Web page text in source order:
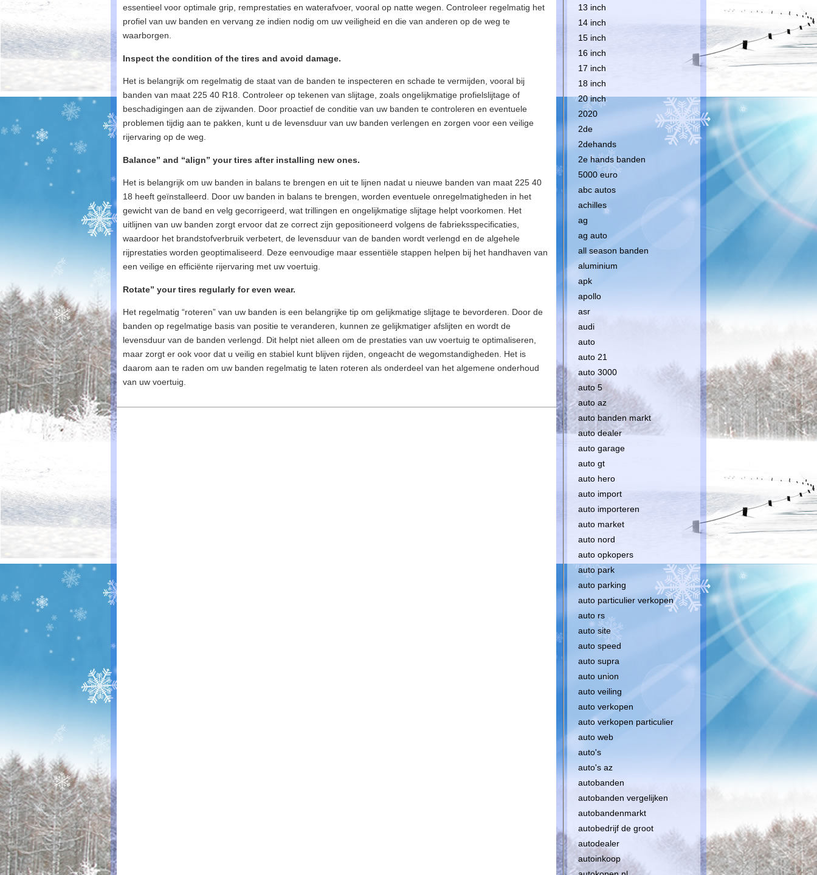
essentieel voor optimale grip, remprestaties en waterafvoer, vooral op natte wegen. Controleer regelmatig het
profiel van uw banden en vervang ze indien nodig om uw veiligheid en die van anderen op de weg te
waarborgen.
Inspect the condition of the tires and avoid damage.
Het is belangrijk om regelmatig de staat van de banden te inspecteren en schade te vermijden, vooral bij
banden van maat 225 40 R18. Controleer op tekenen van slijtage, zoals ongelijkmatige profielslijtage of
beschadigingen aan de zijwanden. Door proactief de conditie van uw banden te controleren en eventuele
problemen tijdig aan te pakken, kunt u de levensduur van uw banden verlengen en zorgen voor een veilige
rijervaring op de weg.
Balance” and “align” your tires after installing new ones.
Het is belangrijk om uw banden in balans te brengen en uit te lijnen nadat u nieuwe banden van maat 225 40
18 heeft geïnstalleerd. Door uw banden in balans te brengen, worden eventuele onregelmatigheden in het
gewicht van de band en velg gecorrigeerd, wat trillingen en ongelijkmatige slijtage helpt voorkomen. Het
uitlijnen van uw banden zorgt ervoor dat ze correct zijn gepositioneerd volgens de fabrieksspecificaties,
waardoor het brandstofverbruik verbetert, de levensduur van de banden wordt verlengd en de algehele
rijprestaties worden geoptimaliseerd. Deze eenvoudige maar essentiële stappen helpen bij het handhaven van
een veilige en efficiënte rijervaring met uw voertuig.
Rotate” your tires regularly for even wear.
Het regelmatig “roteren” van uw banden is een belangrijke tip om gelijkmatige slijtage te bevorderen. Door de
banden op regelmatige basis van positie te veranderen, kunnen ze gelijkmatiger afslijten en wordt de
levensduur van de banden verlengd. Dit helpt niet alleen om de prestaties van uw voertuig te optimaliseren,
maar zorgt er ook voor dat u veilig en stabiel kunt blijven rijden, ongeacht de wegomstandigheden. Het is
daarom aan te raden om uw banden regelmatig te laten roteren als onderdeel van het algemene onderhoud
van uw voertuig.
13 inch
14 inch
15 inch
16 inch
17 inch
18 inch
20 inch
2020
2de
2dehands
2e hands banden
5000 euro
abc autos
achilles
ag
ag auto
all season banden
aluminium
apk
apollo
asr
audi
auto
auto 21
auto 3000
auto 5
auto az
auto banden markt
auto dealer
auto garage
auto gt
auto hero
auto import
auto importeren
auto market
auto nord
auto opkopers
auto park
auto parking
auto particulier verkopen
auto rs
auto site
auto speed
auto supra
auto union
auto veiling
auto verkopen
auto verkopen particulier
auto web
auto's
auto's az
autobanden
autobanden vergelijken
autobandenmarkt
autobedrijf de groot
autodealer
autoinkoop